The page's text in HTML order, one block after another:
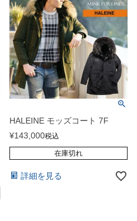
HALEINE モッズコート 7F
¥143,000税込
在庫切れ
詳細を見る